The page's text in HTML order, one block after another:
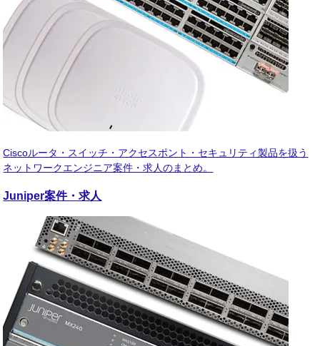
Ciscoルータ・スイッチ・アクセスポント・セキュリティ製品を扱う
ネットワークエンジニア案件・求人のまとめ。
Juniper案件・求人